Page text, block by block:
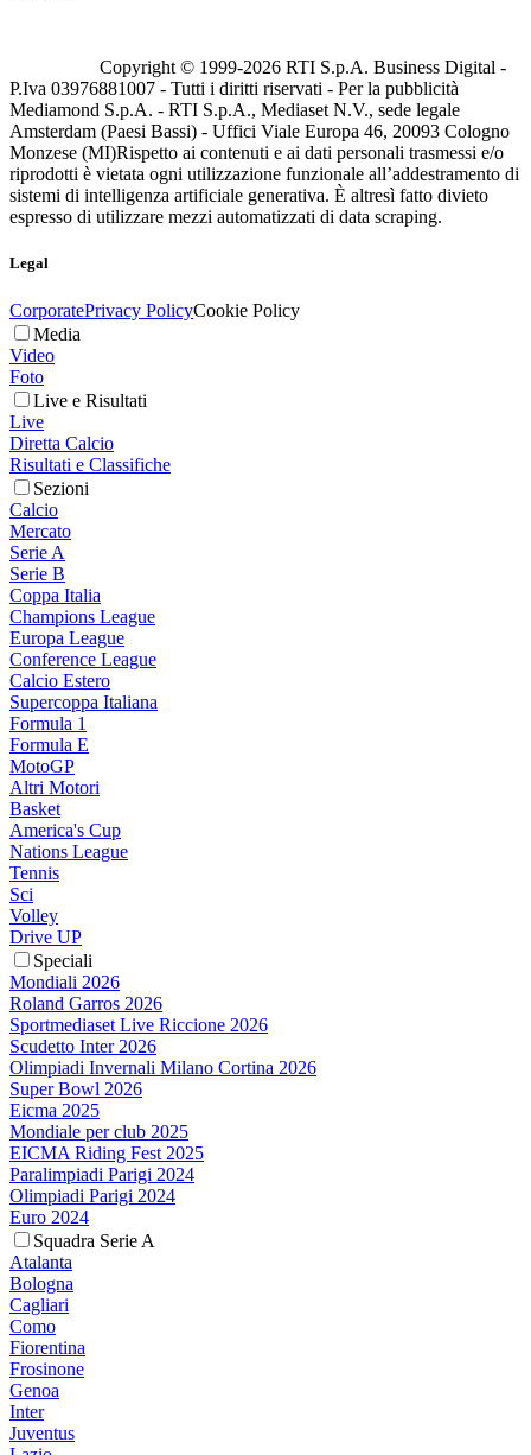
Copyright © 1999-2026 RTI S.p.A. Business Digital -
P.Iva 03976881007 - Tutti i diritti riservati - Per la pubblicità
Mediamond S.p.A. - RTI S.p.A., Mediaset N.V., sede legale
Amsterdam (Paesi Bassi) - Uffici Viale Europa 46, 20093 Cologno
Monzese (MI)Rispetto ai contenuti e ai dati personali trasmessi e/o
riprodotti è vietata ogni utilizzazione funzionale all’addestramento di
sistemi di intelligenza artificiale generativa. È altresì fatto divieto
espresso di utilizzare mezzi automatizzati di data scraping.
Legal
CorporatePrivacy PolicyCookie Policy
Media
Video
Foto
Live e Risultati
Live
Diretta Calcio
Risultati e Classifiche
Sezioni
Calcio
Mercato
Serie A
Serie B
Coppa Italia
Champions League
Europa League
Conference League
Calcio Estero
Supercoppa Italiana
Formula 1
Formula E
MotoGP
Altri Motori
Basket
America's Cup
Nations League
Tennis
Sci
Volley
Drive UP
Speciali
Mondiali 2026
Roland Garros 2026
Sportmediaset Live Riccione 2026
Scudetto Inter 2026
Olimpiadi Invernali Milano Cortina 2026
Super Bowl 2026
Eicma 2025
Mondiale per club 2025
EICMA Riding Fest 2025
Paralimpiadi Parigi 2024
Olimpiadi Parigi 2024
Euro 2024
Squadra Serie A
Atalanta
Bologna
Cagliari
Como
Fiorentina
Frosinone
Genoa
Inter
Juventus